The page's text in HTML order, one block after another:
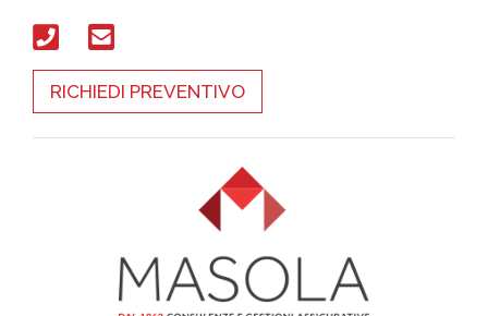
RICHIEDI PREVENTIVO